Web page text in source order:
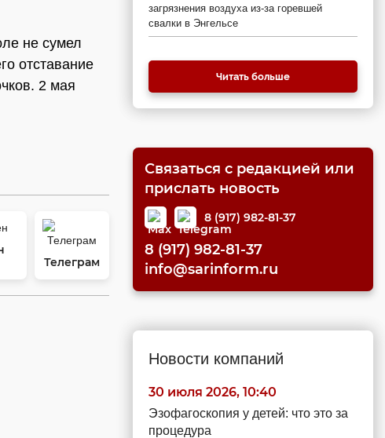
не сумел
отставание
2 мая
Телеграм
загрязнения воздуха из-за горевшей
свалки в Энгельсе
Читать больше
Связаться с редакцией или
прислать новость
8 (917) 982-81-37
8 (917) 982-81-37
info@sarinform.ru
Новости компаний
30 июля 2026, 10:40
Эзофагоскопия у детей: что это за
процедура